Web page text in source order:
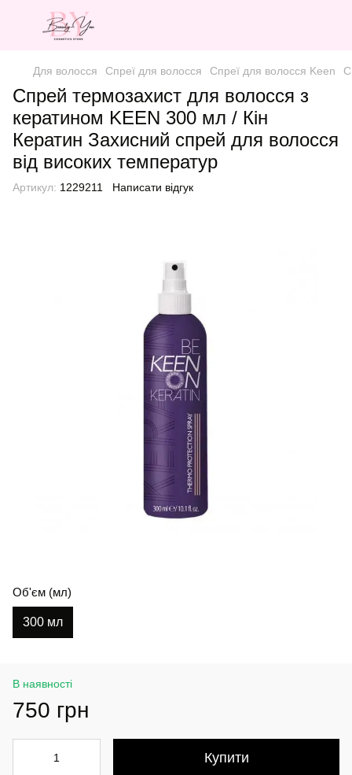
Для волосся Спреї для волосся Спреї для волосся Keen
Спрей термозахист для волосся з
кератином KEEN 300 мл / Кін
Кератин Захисний спрей для волосся
від високих температур
Артикул: 1229211 Написати відгук
Об'єм (мл)
300 мл
В наявності
750 грн
Купити